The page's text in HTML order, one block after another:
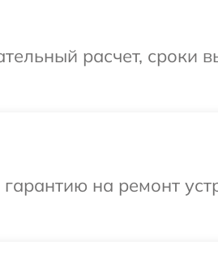
расчет, сроки
на ремонт